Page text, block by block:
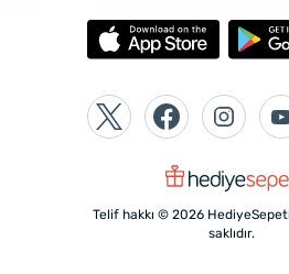
Telif hakkı © 2026
saklıdır.